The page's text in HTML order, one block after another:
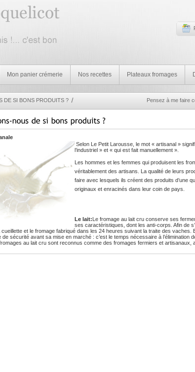
Mon panier crémerie Nos recettes Plateaux fromages
DE SI BONS PRODUITS ? Pensez à me faire
Selon Le Petit Larousse, le mot « artisanal »
l’industriel » et « qui est fait manuellement ».
Les hommes et les femmes qui produisent les
véritablement des artisans. La qualité de leurs
faire avec lesquels ils créent des produits d’une
originaux et enracinés dans leur coin de pays.
Le lait:Le fromage au lait cru conserve ses
ses caractéristiques, dont les anti-corps. Afin de
et le fromage fabriqué dans les 24 heures suivant la traite des vaches.
sécurité avant sa mise en marché : c’est le temps nécessaire à l’élimination
au lait cru sont reconnus comme des fromages fermiers et